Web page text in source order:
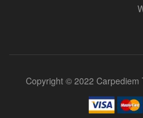
Copyright © 2022 Carpediem